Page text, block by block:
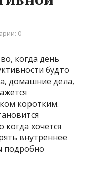
0
когда день
будто
домашние дела,
коротким.
хочется
внутреннее
подробно